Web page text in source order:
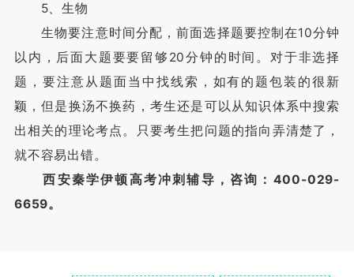
5、生物
生物要注意时间分配，前面选择题要控制在10分钟
以内，后面大题要要留够20分钟的时间。对于非选择
题，要注意从题面当中找线索，如有的题包装的很新
颖，但是换汤不换药，考生还是可以从知识体系中搜索
出相关的理论考点。只要考生把问题的指向弄清楚了，
就不容易出错。
西安秦学伊顿高考冲刺辅导，咨询：400-029-
6659。